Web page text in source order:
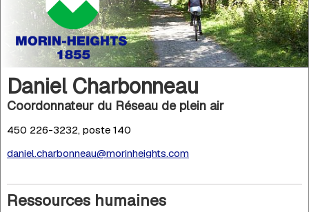
Daniel Charbonneau
Coordonnateur du Réseau de plein air
450 226-3232, poste 140
daniel.charbonneau@morinheights.com
Ressources humaines